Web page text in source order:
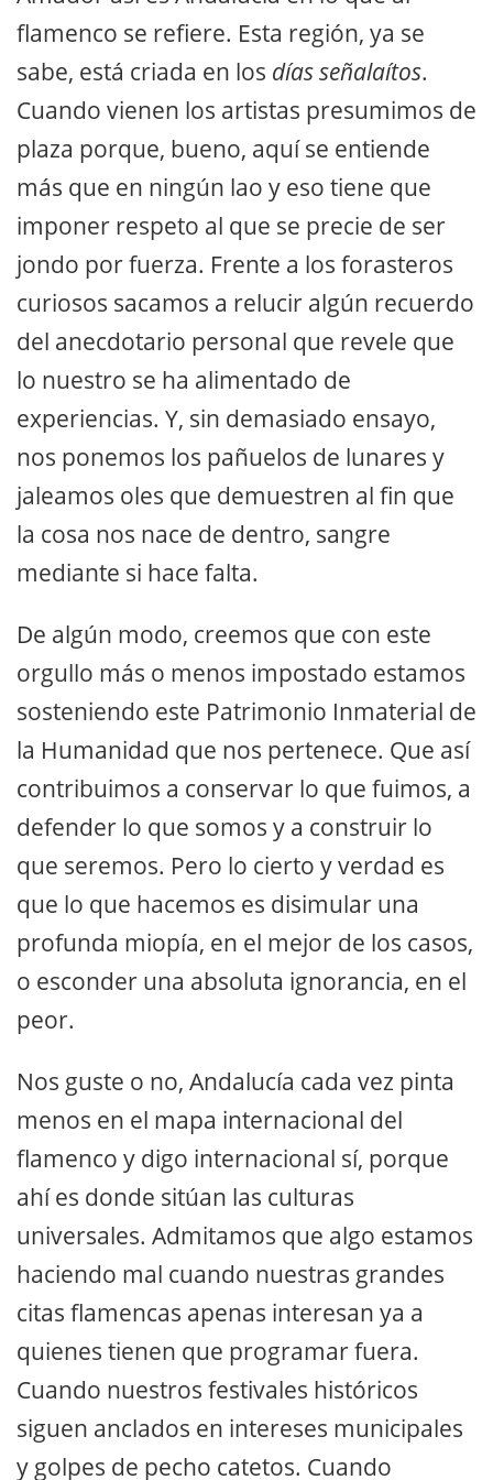
flamenco se refiere. Esta región, ya se
sabe, está criada en los días señalaítos.
Cuando vienen los artistas presumimos de
plaza porque, bueno, aquí se entiende
más que en ningún lao y eso tiene que
imponer respeto al que se precie de ser
jondo por fuerza. Frente a los forasteros
curiosos sacamos a relucir algún recuerdo
del anecdotario personal que revele que
lo nuestro se ha alimentado de
experiencias. Y, sin demasiado ensayo,
nos ponemos los pañuelos de lunares y
jaleamos oles que demuestren al fin que
la cosa nos nace de dentro, sangre
mediante si hace falta.
De algún modo, creemos que con este
orgullo más o menos impostado estamos
sosteniendo este Patrimonio Inmaterial de
la Humanidad que nos pertenece. Que así
contribuimos a conservar lo que fuimos, a
defender lo que somos y a construir lo
que seremos. Pero lo cierto y verdad es
que lo que hacemos es disimular una
profunda miopía, en el mejor de los casos,
o esconder una absoluta ignorancia, en el
peor.
Nos guste o no, Andalucía cada vez pinta
menos en el mapa internacional del
flamenco y digo internacional sí, porque
ahí es donde sitúan las culturas
universales. Admitamos que algo estamos
haciendo mal cuando nuestras grandes
citas flamencas apenas interesan ya a
quienes tienen que programar fuera.
Cuando nuestros festivales históricos
siguen anclados en intereses municipales
y golpes de pecho catetos. Cuando